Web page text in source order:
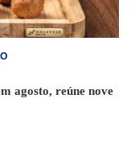
agosto, reúne nove